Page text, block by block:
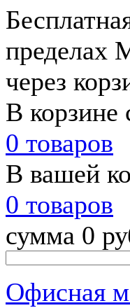
пределах
через
В корзине
0 товаров
В вашей
0 товаров
сумма 0
Офисная